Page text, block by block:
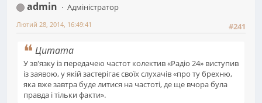
admin
Адміністратор
#241
Лютий 28, 2014, 16:49:41
Цитата
У зв'язку із передачею частот колектив «Радіо 24» виступив
із заявою, у якій застерігає своїх слухачів «про ту брехню,
яка вже завтра буде литися на частоті, де ще вчора була
правда і тільки факти».